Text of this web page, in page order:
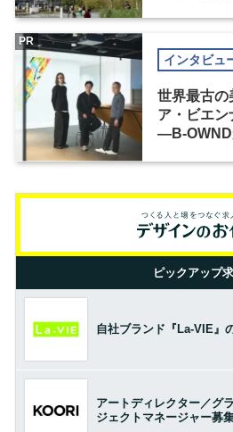
インタビュ
世界最古の
ア・ビエ
―B-OWND
PR
ピックアップ
自社ブランド『La-VIE』
アートディレクター／グ
ジェクトマネージャー募